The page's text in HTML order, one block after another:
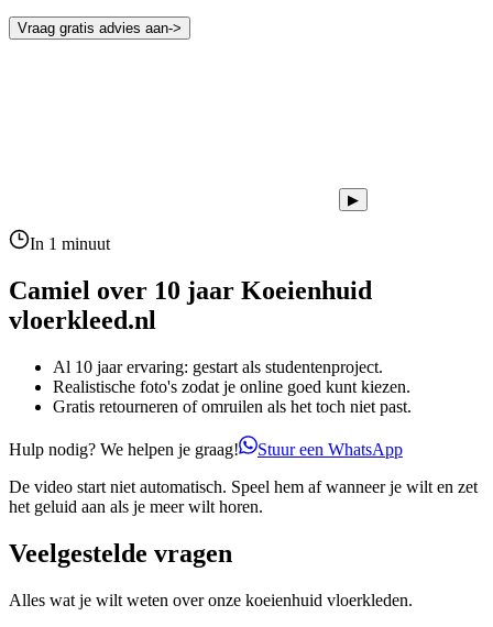
Vraag gratis advies aan->
▶
In 1 minuut
Camiel over 10 jaar Koeienhuid
vloerkleed.nl
Al 10 jaar ervaring: gestart als studentenproject.
Realistische foto's zodat je online goed kunt kiezen.
Gratis retourneren of omruilen als het toch niet past.
Hulp nodig? We helpen je graag!
Stuur een WhatsApp
De video start niet automatisch. Speel hem af wanneer je wilt en zet
het geluid aan als je meer wilt horen.
Veelgestelde vragen
Alles wat je wilt weten over onze koeienhuid vloerkleden.